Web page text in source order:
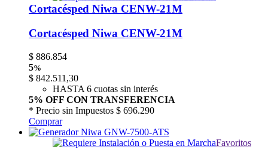
Cortacésped Niwa CENW-21M
Cortacésped Niwa CENW-21M
$ 886.854
5%
$ 842.511,30
HASTA 6 cuotas sin interés
5% OFF CON TRANSFERENCIA
* Precio sin Impuestos $ 696.290
Comprar
Favoritos